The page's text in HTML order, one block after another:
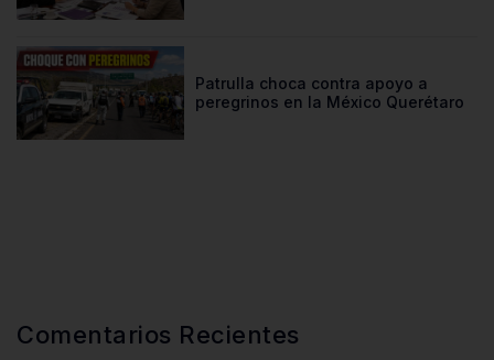
Patrulla choca contra apoyo a
peregrinos en la México Querétaro
Comentarios Recientes